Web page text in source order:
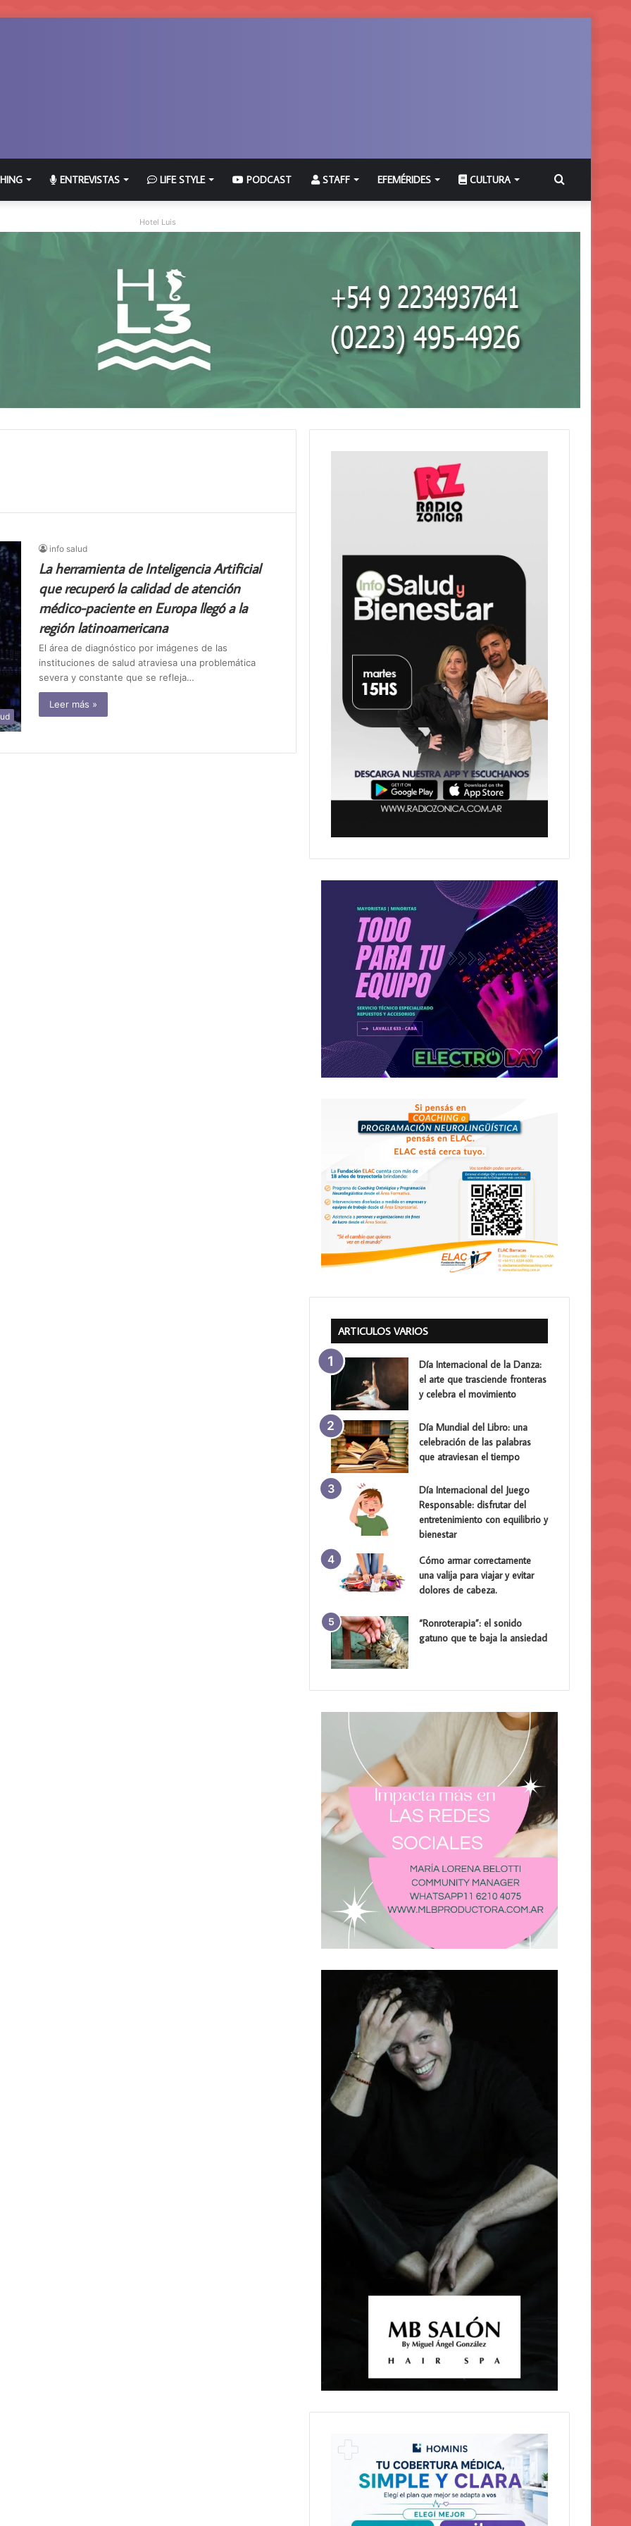
ENTREVISTAS LIFE STYLE PODCAST STAFF EFEMÉRIDES CULTURA Buscar
Hotel Luis
info salud
La herramienta de Inteligencia Artificial
que recuperó la calidad de atención
médico-paciente en Europa llegó a la
región latinoamericana
El área de diagnóstico por imágenes de las
instituciones de salud atraviesa una problemática
severa y constante que se refleja…
Leer más »
ARTICULOS VARIOS
Día Internacional de la Danza:
el arte que trasciende fronteras
y celebra el movimiento
Día Mundial del Libro: una
celebración de las palabras
que atraviesan el tiempo
Día Internacional del Juego
Responsable: disfrutar del
entretenimiento con equilibrio y
bienestar
Cómo armar correctamente
una valija para viajar y evitar
dolores de cabeza.
“Ronroterapia”: el sonido
gatuno que te baja la ansiedad